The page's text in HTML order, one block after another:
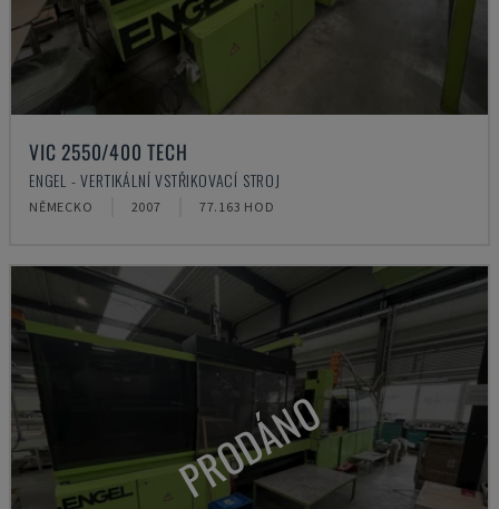
VIC 2550/400 TECH
ENGEL - VERTIKÁLNÍ VSTŘIKOVACÍ STROJ
NĚMECKO 2007 77.163 HOD
PRODÁNO